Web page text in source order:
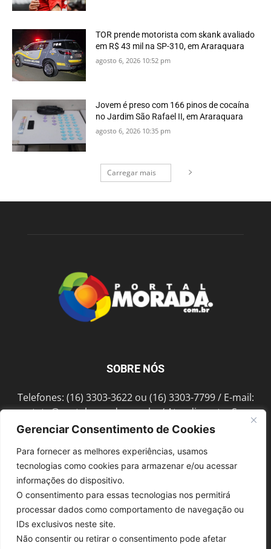
Gerenciar Consentimento de Cookies
Para fornecer as melhores experiências, usamos
tecnologias como cookies para armazenar e/ou acessar
informações do dispositivo.
O consentimento para essas tecnologias nos permitirá
processar dados como comportamento de navegação ou
IDs exclusivos neste site.
Não consentir ou retirar o consentimento pode afetar
TOR prende motorista com skank avaliado
em R$ 43 mil na SP-310, em Araraquara
agosto 6, 2026 10:52 pm
Jovem é preso com 166 pinos de cocaína
no Jardim São Rafael II, em Araraquara
agosto 6, 2026 10:35 pm
Carregar mais
SOBRE NÓS
Telefones: (16) 3303-3622 ou (16) 3303-7799 / E-mail:
contato@portalmorada.com.br/ Atendimento: Seg a
Sex das 8h às 18h / Endereço: Av. Bento de Abreu, 889
SIGA-NOS